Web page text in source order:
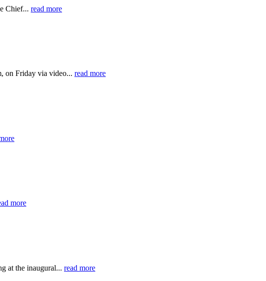
Chief... read more
on Friday via video... read more
more
at the inaugural... read more